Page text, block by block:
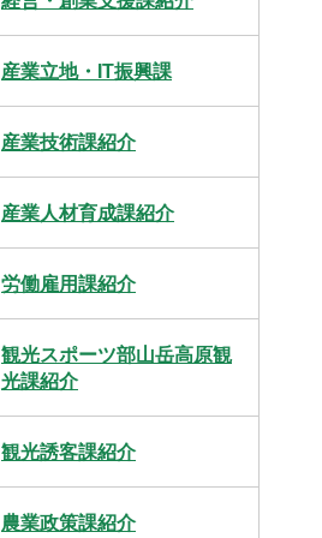
産業立地・IT振興課
産業技術課紹介
産業人材育成課紹介
労働雇用課紹介
観光スポーツ部山岳高原観
光課紹介
観光誘客課紹介
農業政策課紹介